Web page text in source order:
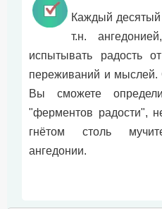
Каждый десятый
т.н.
испытывать радость
переживаний и мыслей.
Вы сможете
"ферментов радости",
гнётом столь
ангедонии.